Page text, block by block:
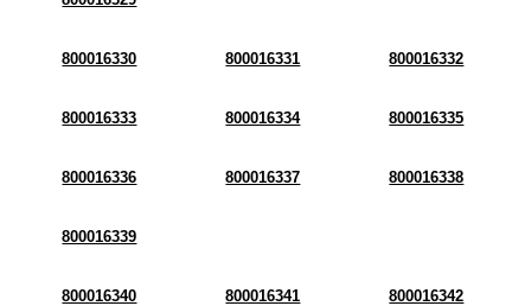
800016330 800016331 800016332
800016333 800016334 800016335
800016336 800016337 800016338
800016339
800016340 800016341 800016342